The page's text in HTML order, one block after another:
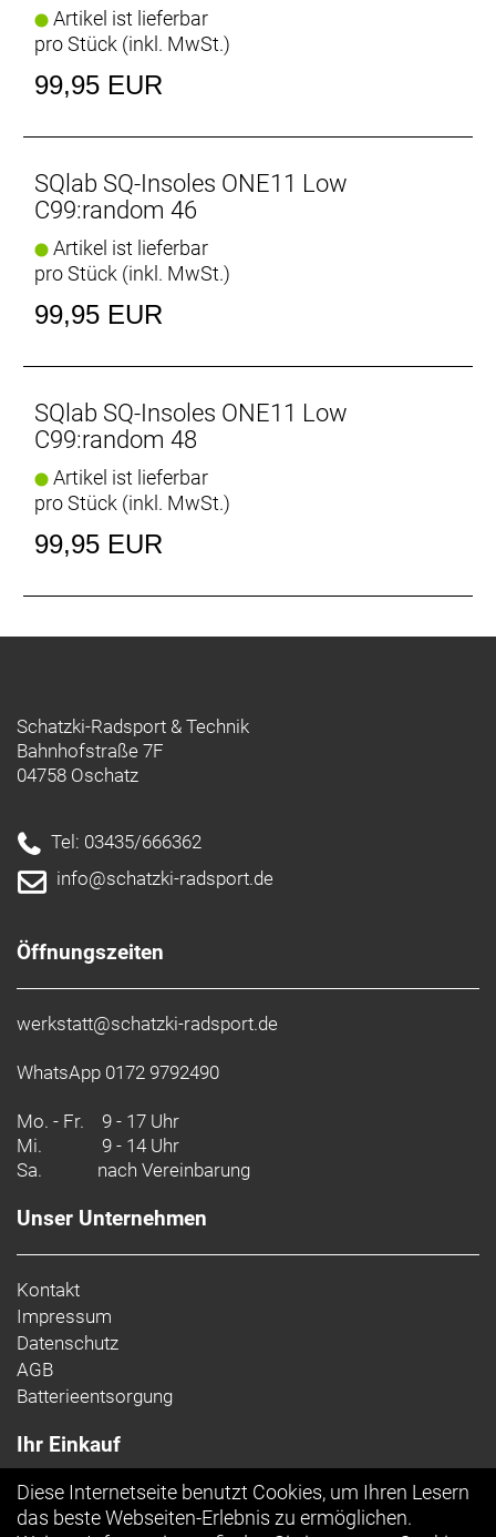
Artikel ist lieferbar
pro Stück (inkl. MwSt.)
99,95 EUR
SQlab SQ-Insoles ONE11 Low
C99:random 46
Artikel ist lieferbar
pro Stück (inkl. MwSt.)
99,95 EUR
SQlab SQ-Insoles ONE11 Low
C99:random 48
Artikel ist lieferbar
pro Stück (inkl. MwSt.)
99,95 EUR
Schatzki-Radsport & Technik
Bahnhofstraße 7F
04758 Oschatz
Tel: 03435/666362
info@schatzki-radsport.de
Öffnungszeiten
werkstatt@schatzki-radsport.de
WhatsApp 0172 9792490
Mo. - Fr. 9 - 17 Uhr
Mi.
9 - 14 Uhr
Sa.
nach Vereinbarung
Unser Unternehmen
Kontakt
Impressum
Datenschutz
AGB
Batterieentsorgung
Ihr Einkauf
Top Artikel
Diese Internetseite benutzt Cookies, um Ihren Lesern
das beste Webseiten-Erlebnis zu ermöglichen.